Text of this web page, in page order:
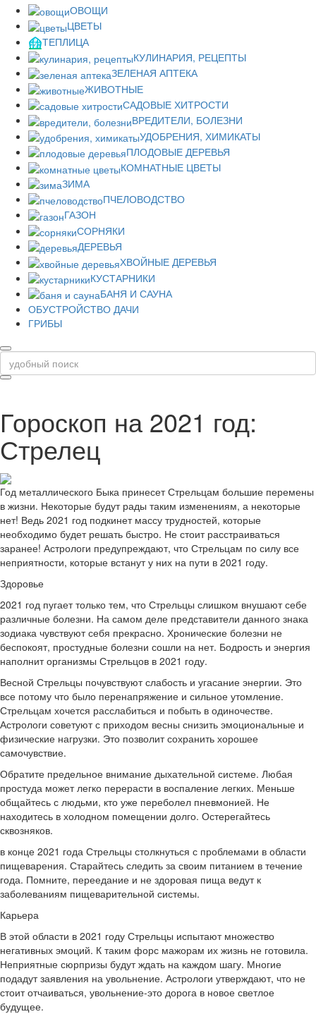
ОВОЩИ
ЦВЕТЫ
ТЕПЛИЦА
КУЛИНАРИЯ, РЕЦЕПТЫ
ЗЕЛЕНАЯ АПТЕКА
ЖИВОТНЫЕ
САДОВЫЕ ХИТРОСТИ
ВРЕДИТЕЛИ, БОЛЕЗНИ
УДОБРЕНИЯ, ХИМИКАТЫ
ПЛОДОВЫЕ ДЕРЕВЬЯ
КОМНАТНЫЕ ЦВЕТЫ
ЗИМА
ПЧЕЛОВОДСТВО
ГАЗОН
СОРНЯКИ
ДЕРЕВЬЯ
ХВОЙНЫЕ ДЕРЕВЬЯ
КУСТАРНИКИ
БАНЯ И САУНА
ОБУСТРОЙСТВО ДАЧИ
ГРИБЫ
Гороскоп на 2021 год:
Стрелец
Год металлического Быка принесет Стрельцам большие перемены
в жизни. Некоторые будут рады таким изменениям, а некоторые
нет! Ведь 2021 год подкинет массу трудностей, которые
необходимо будет решать быстро. Не стоит расстраиваться
заранее! Астрологи предупреждают, что Стрельцам по силу все
неприятности, которые встанут у них на пути в 2021 году.
Здоровье
2021 год пугает только тем, что Стрельцы слишком внушают себе
различные болезни. На самом деле представители данного знака
зодиака чувствуют себя прекрасно. Хронические болезни не
беспокоят, простудные болезни сошли на нет. Бодрость и энергия
наполнит организмы Стрельцов в 2021 году.
Весной Стрельцы почувствуют слабость и угасание энергии. Это
все потому что было перенапряжение и сильное утомление.
Стрельцам хочется расслабиться и побыть в одиночестве.
Астрологи советуют с приходом весны снизить эмоциональные и
физические нагрузки. Это позволит сохранить хорошее
самочувствие.
Обратите предельное внимание дыхательной системе. Любая
простуда может легко перерасти в воспаление легких. Меньше
общайтесь с людьми, кто уже переболел пневмонией. Не
находитесь в холодном помещении долго. Остерегайтесь
сквозняков.
в конце 2021 года Стрельцы столкнуться с проблемами в области
пищеварения. Старайтесь следить за своим питанием в течение
года. Помните, переедание и не здоровая пища ведут к
заболеваниям пищеварительной системы.
Карьера
В этой области в 2021 году Стрельцы испытают множество
негативных эмоций. К таким форс мажорам их жизнь не готовила.
Неприятные сюрпризы будут ждать на каждом шагу. Многие
подадут заявления на увольнение. Астрологи утверждают, что не
стоит отчаиваться, увольнение-это дорога в новое светлое
будущее.